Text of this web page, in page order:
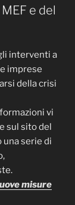
e del
interventi a
imprese
della crisi
vi
sul sito del
una serie di
misure